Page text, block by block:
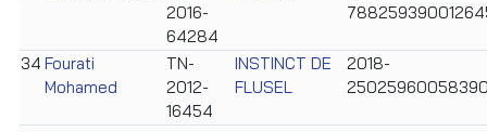
2016-
64284
34 Fourati
Mohamed
TN-
2012-
16454
INSTINCT DE
FLUSEL
2018-